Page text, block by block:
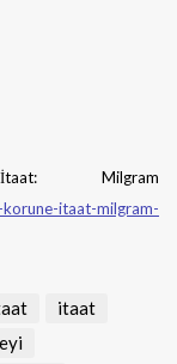
Milgram
itaat-milgram-
itaat